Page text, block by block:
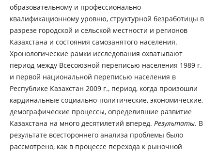
образовательному и профессионально-
квалификационному уровню, структурной безработицы в
разрезе городской и сельской местности и регионов
Казахстана и состояния самозанятого населения.
Хронологические рамки исследования охватывают
период между Всесоюзной переписью населения 1989 г.
и первой национальной переписью населения в
Республике Казахстан 2009 г., период, когда произошли
кардинальные социально-политические, экономические,
демографические процессы, определившие развитие
Казахстана на много десятилетий вперед. Результаты. В
результате всестороннего анализа проблемы было
рассмотрено, как в процессе перехода к рыночной